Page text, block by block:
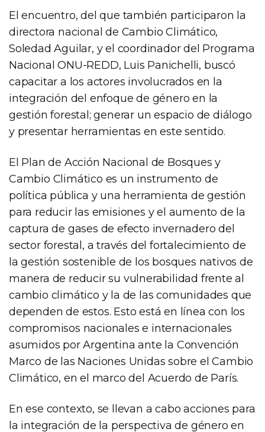
El encuentro, del que también participaron la
directora nacional de Cambio Climático,
Soledad Aguilar, y el coordinador del Programa
Nacional ONU-REDD, Luis Panichelli, buscó
capacitar a los actores involucrados en la
integración del enfoque de género en la
gestión forestal; generar un espacio de diálogo
y presentar herramientas en este sentido.
El Plan de Acción Nacional de Bosques y
Cambio Climático es un instrumento de
política pública y una herramienta de gestión
para reducir las emisiones y el aumento de la
captura de gases de efecto invernadero del
sector forestal, a través del fortalecimiento de
la gestión sostenible de los bosques nativos de
manera de reducir su vulnerabilidad frente al
cambio climático y la de las comunidades que
dependen de estos. Esto está en línea con los
compromisos nacionales e internacionales
asumidos por Argentina ante la Convención
Marco de las Naciones Unidas sobre el Cambio
Climático, en el marco del Acuerdo de París.
En ese contexto, se llevan a cabo acciones para
la integración de la perspectiva de género en